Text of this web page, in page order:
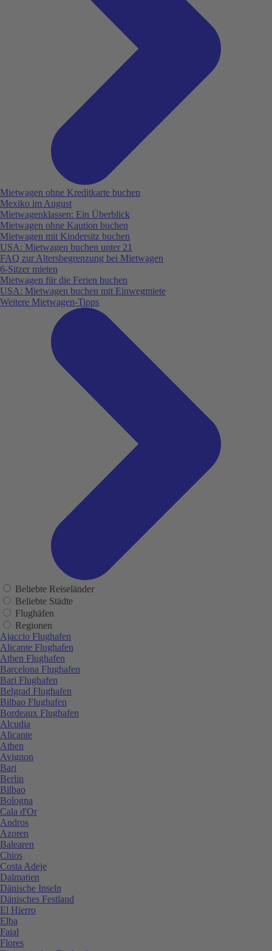
Mietwagen ohne Kreditkarte buchen
Mexiko im August
Mietwagenklassen: Ein Überblick
Mietwagen ohne Kaution buchen
Mietwagen mit Kindersitz buchen
USA: Mietwagen buchen unter 21
FAQ zur Altersbegrenzung bei Mietwagen
6-Sitzer mieten
Mietwagen für die Ferien buchen
USA: Mietwagen buchen mit Einwegmiete
Weitere Mietwagen-Tipps
Beliebte Reiseländer
Beliebte Städte
Flughäfen
Regionen
Ajaccio Flughafen
Alicante Flughafen
Athen Flughafen
Barcelona Flughafen
Bari Flughafen
Belgrad Flughafen
Bilbao Flughafen
Bordeaux Flughafen
Alcudia
Alicante
Athen
Avignon
Bari
Berlin
Bilbao
Bologna
Cala d'Or
Andros
Azoren
Balearen
Chios
Costa Adeje
Dalmatien
Dänische Inseln
Dänisches Festland
El Hierro
Elba
Faial
Flores